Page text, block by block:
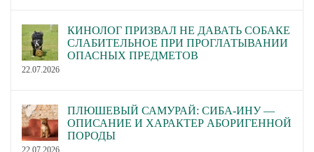
КИНОЛОГ ПРИЗВАЛ НЕ ДАВАТЬ СОБАКЕ
СЛАБИТЕЛЬНОЕ ПРИ ПРОГЛАТЫВАНИИ
ОПАСНЫХ ПРЕДМЕТОВ
22.07.2026
ПЛЮШЕВЫЙ САМУРАЙ: СИБА-ИНУ —
ОПИСАНИЕ И ХАРАКТЕР АБОРИГЕННОЙ
ПОРОДЫ